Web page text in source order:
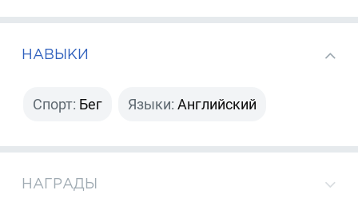
НАВЫКИ
Спорт: Бег Языки: Английский
НАГРАДЫ